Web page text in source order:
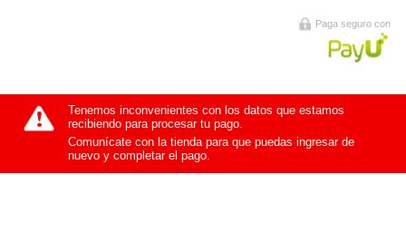
Paga seguro con
Tenemos inconvenientes con los datos que estamos
recibiendo para procesar tu pago.
Comunícate con la tienda para que puedas ingresar de
nuevo y completar el pago.